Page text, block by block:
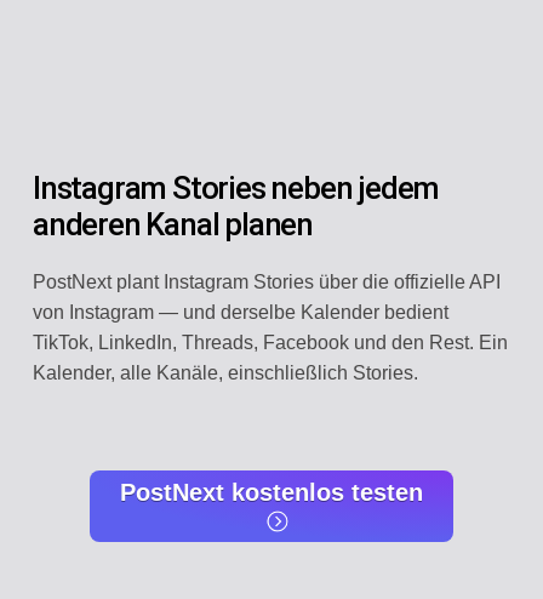
Instagram Stories neben jedem
anderen Kanal planen
PostNext plant Instagram Stories über die offizielle API
von Instagram — und derselbe Kalender bedient
TikTok, LinkedIn, Threads, Facebook und den Rest. Ein
Kalender, alle Kanäle, einschließlich Stories.
PostNext kostenlos testen